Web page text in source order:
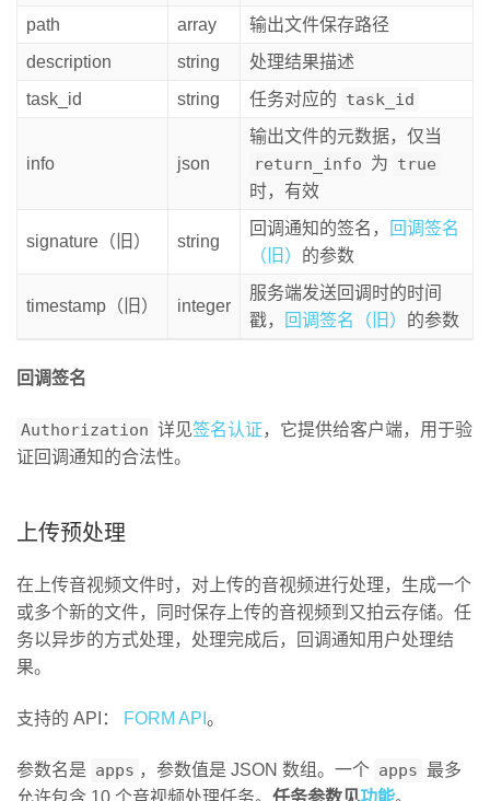
path
array
输出文件保存路径
description
string
处理结果描述
task_id
string 任务对应的 task_id
info json
输出文件的元数据，仅当
return_info 为 true
时，有效
signature（旧） string
回调通知的签名，
回调签名
（旧） 的参数
timestamp（旧） integer
服务端发送回调时的时间
戳，
回调签名（旧） 的参数
回调签名
Authorization 详见签名认证 ，它提供给客户端，用于验
证回调通知的合法性。
上传预处理
在上传音视频文件时，对上传的音视频进行处理，生成一个
或多个新的文件，同时保存上传的音视频到又拍云存储。任
务以异步的方式处理，处理完成后，回调通知用户处理结
果。
支持的 API： FORM API 。
参数名是 apps ，参数值是 JSON 数组。一个 apps 最多
允许包含 10 个音视频处理任务。 任务参数见功能。